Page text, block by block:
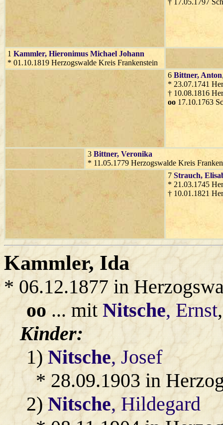
† 17.05.1797
1 Kammler, Hieronimus Michael Johann
* 01.10.1819 Herzogswalde Kreis Frankenstein
6 Bittner, Anton
* 23.07.1741
† 10.08.1816
oo 17.10.1763
3 Bittner, Veronika
* 11.05.1779 Herzogswalde Kreis
7 Strauch,
* 21.03.1745
† 10.01.1821
Kammler, Ida
* 06.12.1877 in
oo... mitNitsche, Ernst
Kinder:
1)Nitsche, Josef
* 28.09.1903 in
2)Nitsche, Hildegard